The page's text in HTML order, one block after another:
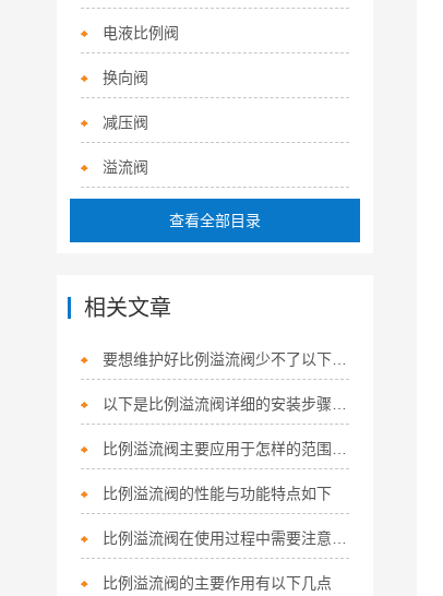
电液比例阀
换向阀
减压阀
溢流阀
查看全部目录
相关文章
要想维护好比例溢流阀少不了以下步骤！
比例溢流阀的性能与功能特点如下
比例溢流阀的主要作用有以下几点